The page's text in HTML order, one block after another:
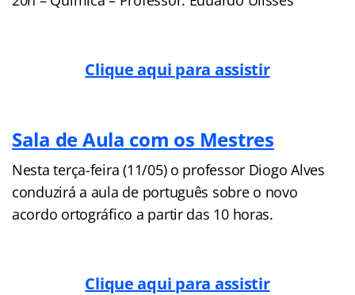
Clique aqui para assistir
Sala de Aula com os Mestres
Nesta terça-feira (11/05) o professor Diogo Alves
conduzirá a aula de português sobre o novo
acordo ortográfico a partir das 10 horas.
Clique aqui para assistir